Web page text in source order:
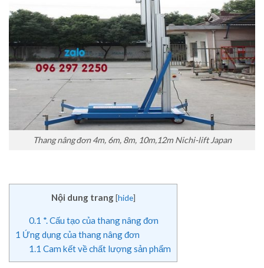
Thang nâng đơn 4m, 6m, 8m, 10m,12m Nichi-lift Japan
Nội dung trang [hide]
0.1 *. Cấu tạo của thang nâng đơn
1 Ứng dụng của thang nâng đơn
1.1 Cam kết về chất lượng sản phẩm